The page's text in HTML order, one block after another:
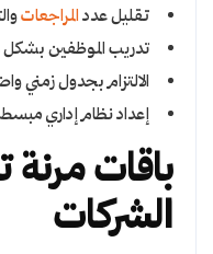
تقليل عددالمراجعات
تدريب الموظفين
الالتزام بجدول زمني
إعداد نظام إداري
باقات
الشركات